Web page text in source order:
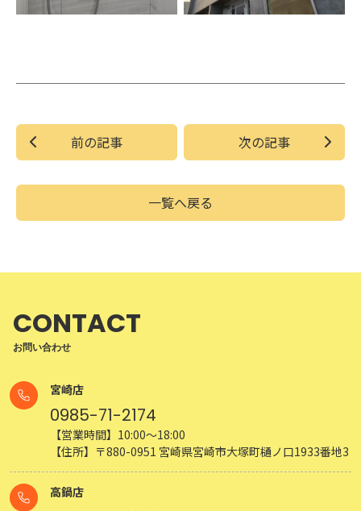
前の記事
一覧へ戻る
次の記事
CONTACT
お問い合わせ
宮崎店
0985-71-2174
【営業時間】10:00～18:00
【住所】〒880-0951 宮崎県宮崎市大塚町樋ノ口1933番地3
高鍋店